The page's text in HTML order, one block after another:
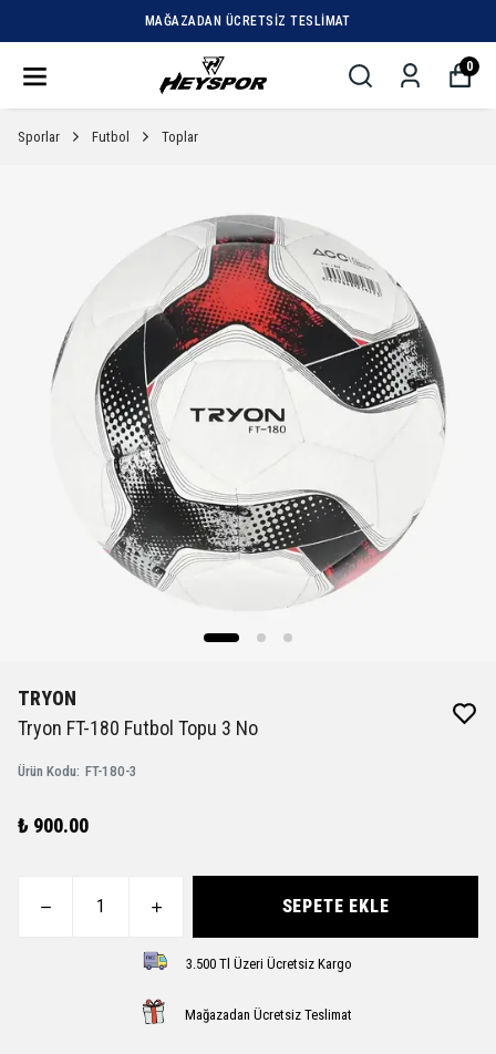
MAĞAZADAN ÜCRETSIZ TESLIMAT
0
Sporlar Futbol Toplar
TRYON
Tryon FT-180 Futbol Topu 3 No
Ürün Kodu: FT-180-3
₺ 900.00
SEPETE EKLE
3.500 Tl Üzeri Ücretsiz Kargo
Mağazadan Ücretsiz Teslimat